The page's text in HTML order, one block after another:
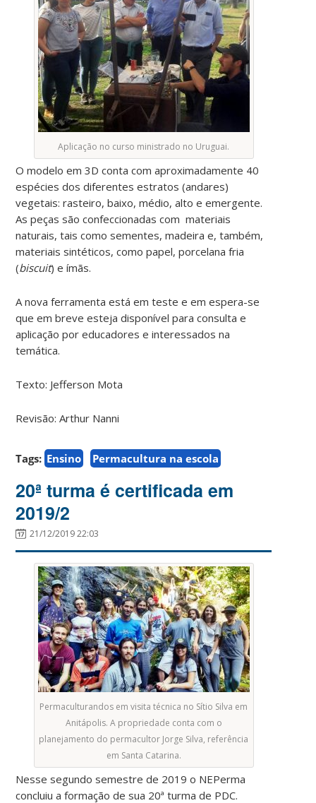
Aplicação no curso ministrado no Uruguai.
O modelo em 3D conta com aproximadamente 40
espécies dos diferentes estratos (andares)
vegetais: rasteiro, baixo, médio, alto e emergente.
As peças são confeccionadas com materiais
naturais, tais como sementes, madeira e, também,
materiais sintéticos, como papel, porcelana fria
(biscuit) e ímãs.
A nova ferramenta está em teste e em espera-se
que em breve esteja disponível para consulta e
aplicação por educadores e interessados na
temática.
Texto: Jefferson Mota
Revisão: Arthur Nanni
Tags: Ensino Permacultura na escola
20ª turma é certificada em
2019/2
21/12/2019 22:03
Permaculturandos em visita técnica no Sítio Silva em
Anitápolis. A propriedade conta com o
planejamento do permacultor Jorge Silva, referência
em Santa Catarina.
Nesse segundo semestre de 2019 o NEPerma
concluiu a formação de sua 20ª turma de PDC.